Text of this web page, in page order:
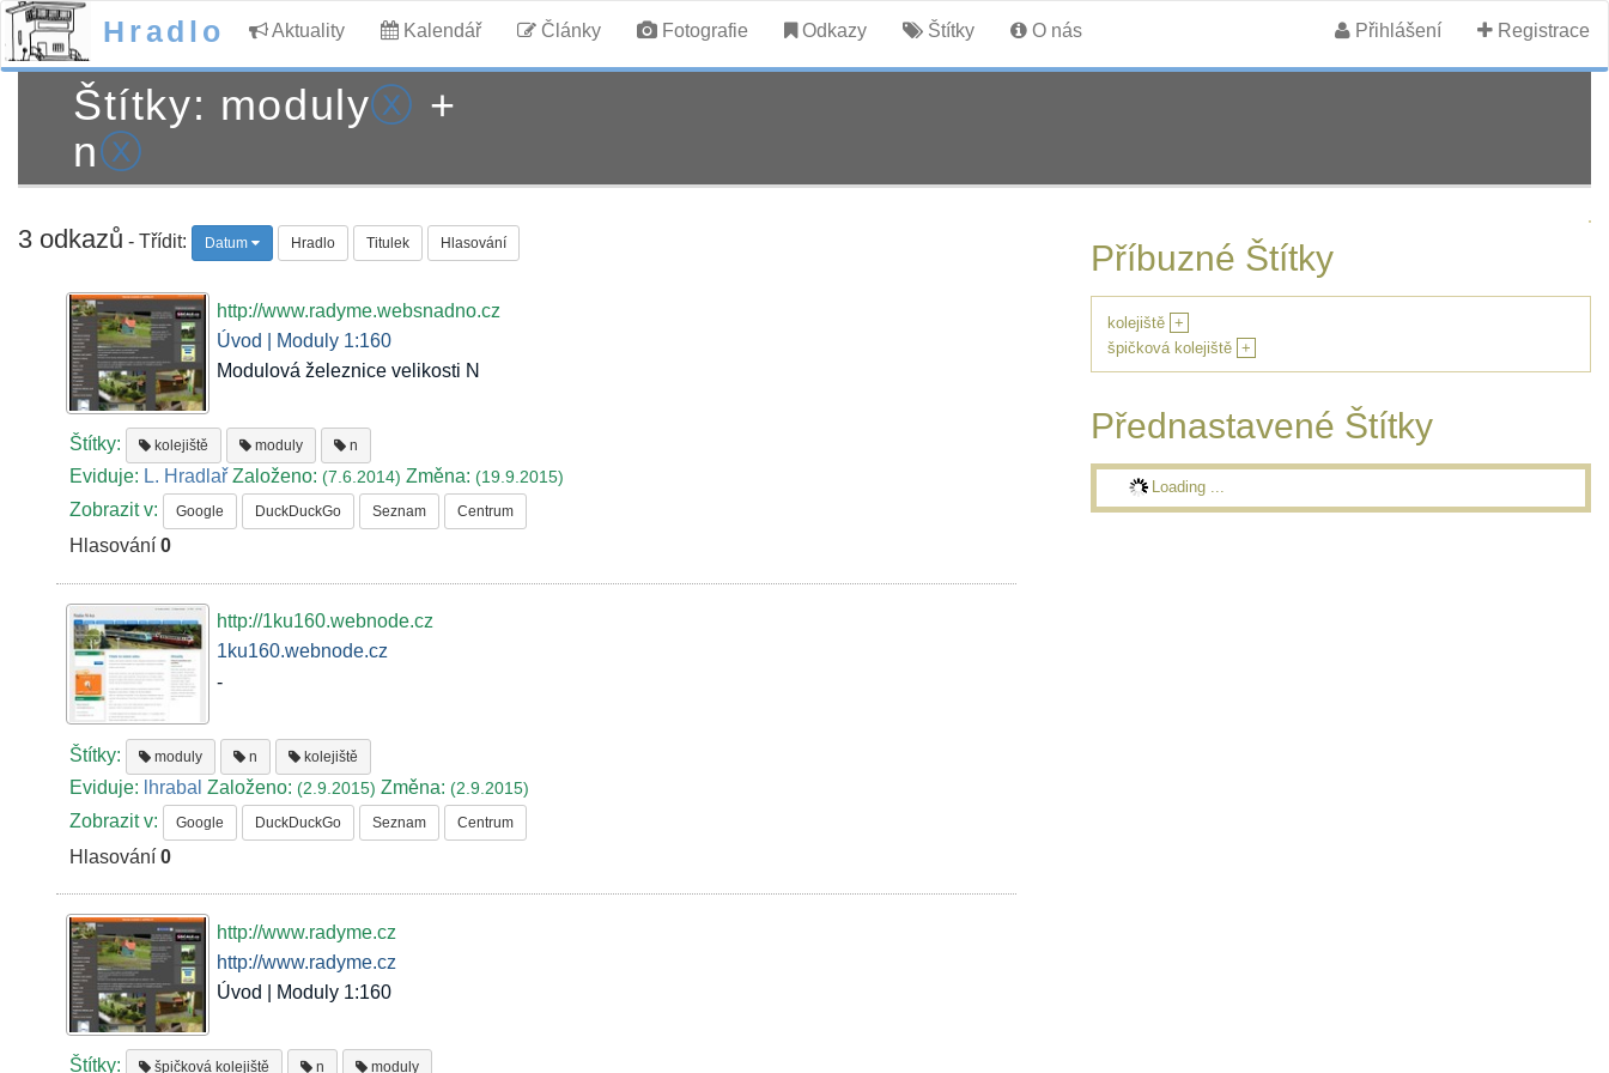
Hradlo Aktuality Kalendář Články Fotografie Odkazy Štítky O nás Přihlášení Registrace
Štítky: modulyⓧ +
nⓧ
3 odkazů - Třídit: Datum Hradlo Titulek Hlasování
http://www.radyme.websnadno.cz
Úvod | Moduly 1:160
Modulová železnice velikosti N
Štítky: kolejiště moduly n
Eviduje: L. Hradlař Založeno:(7.6.2014)Změna:(19.9.2015)
Zobrazit v: Google DuckDuckGo Seznam Centrum
Hlasování0
http://1ku160.webnode.cz
1ku160.webnode.cz
-
Štítky: moduly n kolejiště
Eviduje: lhrabal Založeno:(2.9.2015)Změna:(2.9.2015)
Zobrazit v: Google DuckDuckGo Seznam Centrum
Hlasování0
http://www.radyme.cz
http://www.radyme.cz
Úvod | Moduly 1:160
Štítky: špičková kolejiště n moduly
Příbuzné Štítky
kolejiště +
špičková kolejiště +
Přednastavené Štítky
Loading ...